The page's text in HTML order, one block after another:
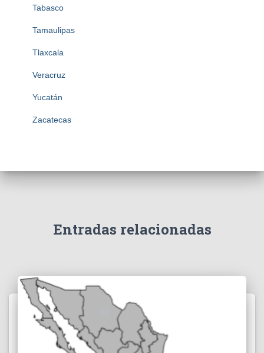
Tabasco
Tamaulipas
Tlaxcala
Veracruz
Yucatán
Zacatecas
Entradas relacionadas